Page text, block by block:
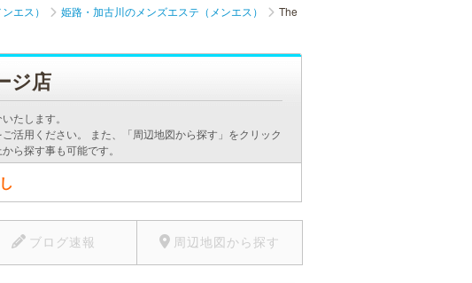
エス） 姫路・加古川のメンズエステ（メンエス）
The
ジ店
たします。
活用ください。 また、「周辺地図から探す」をクリック
ら探す事も可能です。
ブログ速報 周辺地図から探す